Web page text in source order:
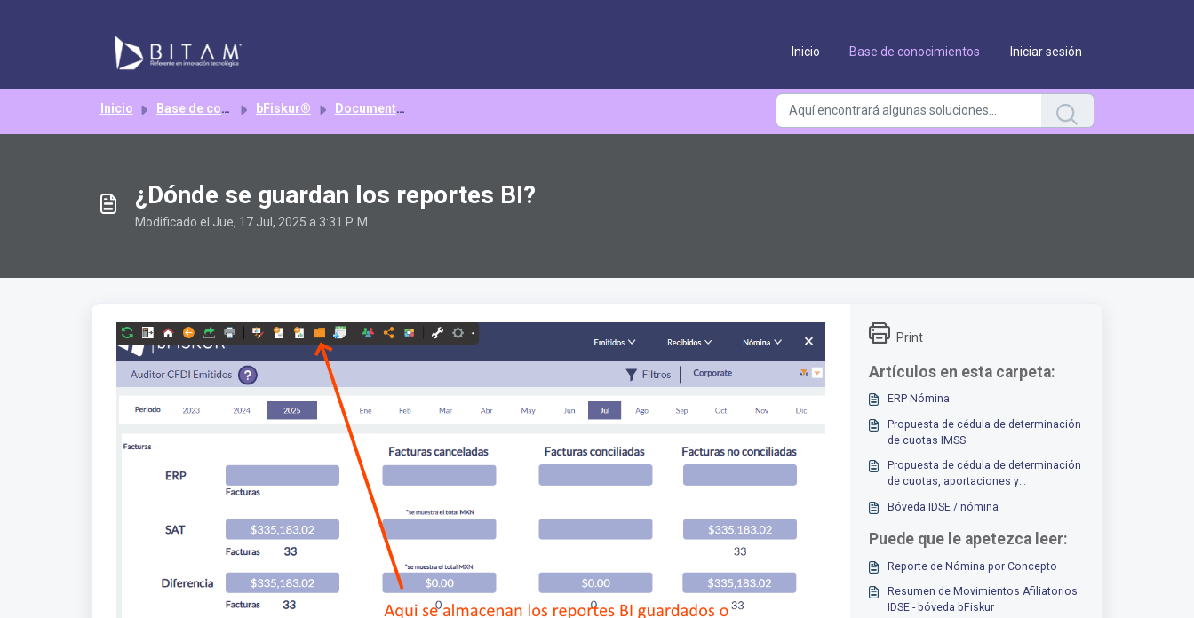
Inicio Base de conocimientos Iniciar sesión
Inicio Base de conocimientos bFiskur® Documentación bFiskur®
¿Dónde se guardan los reportes BI?
Modificado el Jue, 17 Jul, 2025 a 3:31 P. M.
Print
Artículos en esta carpeta:
ERP Nómina
Propuesta de cédula de determinación
de cuotas IMSS
Propuesta de cédula de determinación
de cuotas, aportaciones y
Bóveda IDSE / nómina
Puede que le apetezca leer:
Reporte de Nómina por Concepto
Resumen de Movimientos Afiliatorios
IDSE - bóveda bFiskur